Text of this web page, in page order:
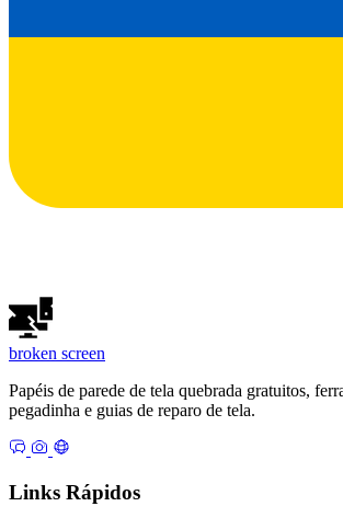
broken screen
Papéis de parede de tela quebrada gratuitos,
pegadinha e guias de reparo de tela.
Links Rápidos